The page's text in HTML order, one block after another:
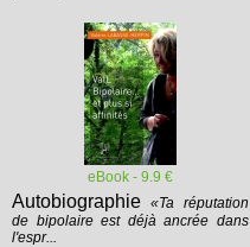
eBook - 9.9 €
Autobiographie «Ta réputation
de bipolaire est déjà ancrée dans
l'espr...